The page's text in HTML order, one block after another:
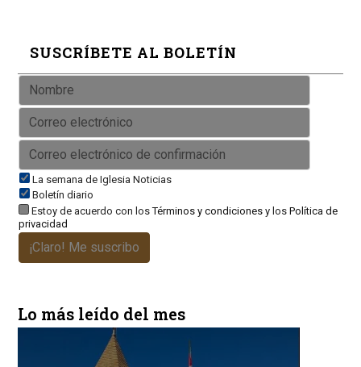
SUSCRÍBETE AL BOLETÍN
La semana de Iglesia Noticias
Boletín diario
Estoy de acuerdo con losTérminos y condicionesy los Política de
privacidad
¡Claro! Me suscribo
Lo más leído del mes